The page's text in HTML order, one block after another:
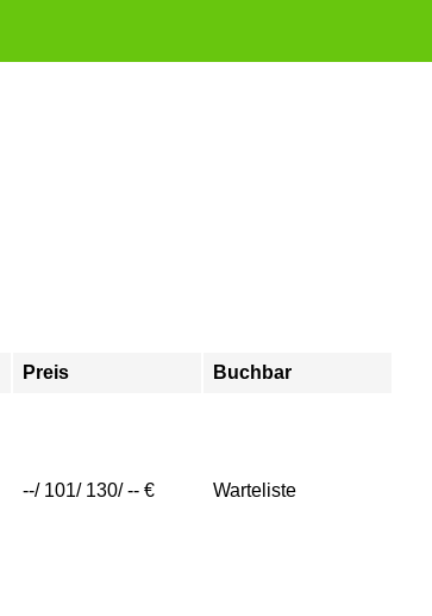
Preis Buchbar
--/ 101/ 130/ -- € Warteliste